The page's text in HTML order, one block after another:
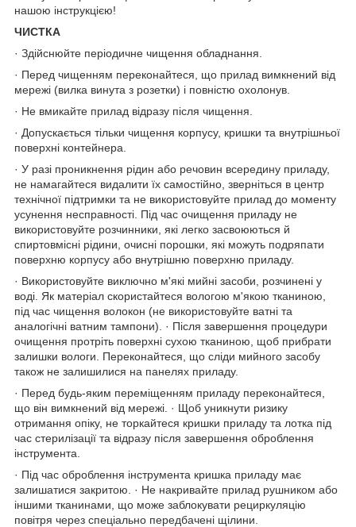
нашою інструкцією!
ЧИСТКА
· Здійснюйте періодичне чищення обладнання.
· Перед чищенням переконайтеся, що прилад вимкнений від
мережі (вилка винута з розетки) і повністю охолонув.
· Не вмикайте прилад відразу після чищення.
· Допускається тільки чищення корпусу, кришки та внутрішньої
поверхні контейнера.
· У разі проникнення рідин або речовин всередину приладу,
не намагайтеся видалити їх самостійно, зверніться в центр
технічної підтримки та не використовуйте прилад до моменту
усунення несправності. Під час очищення приладу не
використовуйте розчинники, які легко засвоюються й
спиртовмісні рідини, очисні порошки, які можуть подряпати
поверхню корпусу або внутрішню поверхню приладу.
· Використовуйте виключно м'які мийні засоби, розчинені у
воді. Як матеріал скористайтеся вологою м'якою тканиною,
під час чищення волокон (не використовуйте ватні та
аналогічні ватним тампони). · Після завершення процедури
очищення протріть поверхні сухою тканиною, щоб прибрати
залишки вологи. Переконайтеся, що сліди мийного засобу
також не залишилися на панелях приладу.
· Перед будь-яким переміщенням приладу переконайтеся,
що він вимкнений від мережі. · Щоб уникнути ризику
отримання опіку, не торкайтеся кришки приладу та лотка під
час стерилізації та відразу після завершення оброблення
інструмента.
· Під час оброблення інструмента кришка приладу має
залишатися закритою. · Не накривайте прилад рушником або
іншими тканинами, що може заблокувати рециркуляцію
повітря через спеціально передбачені щілини.